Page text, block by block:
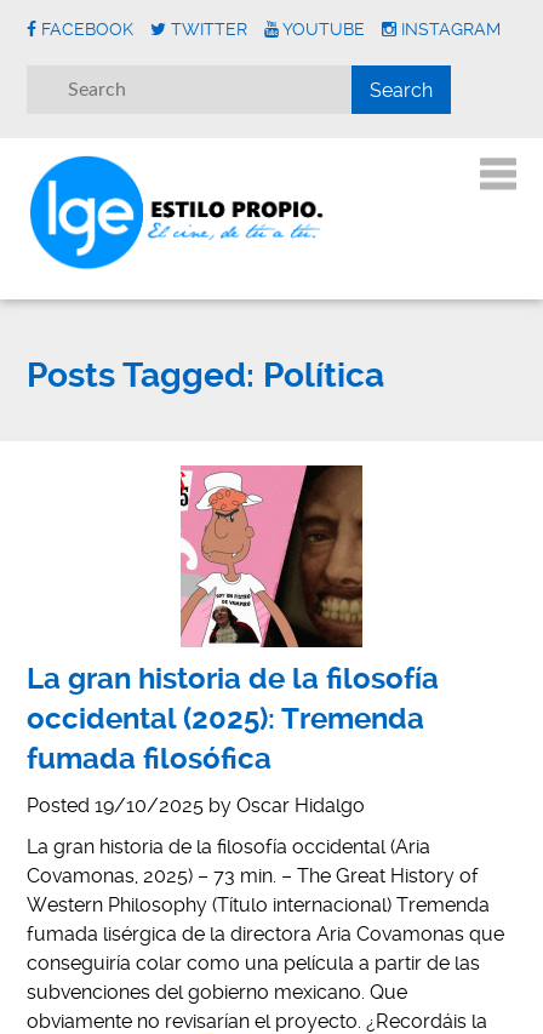
FACEBOOK TWITTER YOUTUBE INSTAGRAM
Posts Tagged: Política
La gran historia de la filosofía
occidental (2025): Tremenda
fumada filosófica
Posted19/10/2025 byOscar Hidalgo
La gran historia de la filosofía occidental (Aria
Covamonas, 2025) – 73 min. – The Great History of
Western Philosophy (Título internacional) Tremenda
fumada lisérgica de la directora Aria Covamonas que
conseguiría colar como una película a partir de las
subvenciones del gobierno mexicano. Que
obviamente no revisarían el proyecto. ¿Recordáis la